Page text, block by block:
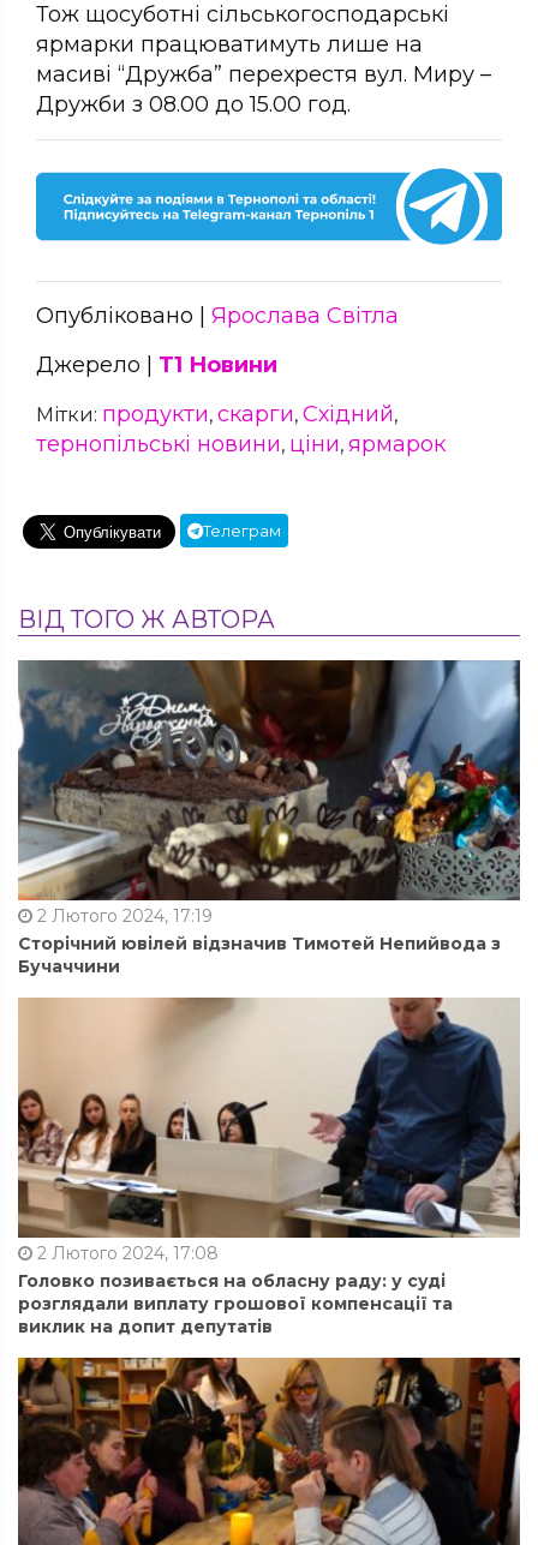
Тож щосуботні сільськогосподарські
ярмарки працюватимуть лише на
масиві “Дружба” перехрестя вул. Миру –
Дружби з 08.00 до 15.00 год.
Опубліковано | Ярослава Світла
Джерело | Т1 Новини
Мітки: продукти, скарги, Східний,
тернопільські новини, ціни, ярмарок
Телеграм
ВІД ТОГО Ж АВТОРА
2 Лютого 2024, 17:19
Сторічний ювілей відзначив Тимотей Непийвода з
Бучаччини
2 Лютого 2024, 17:08
Головко позивається на обласну раду: у суді
розглядали виплату грошової компенсації та
виклик на допит депутатів